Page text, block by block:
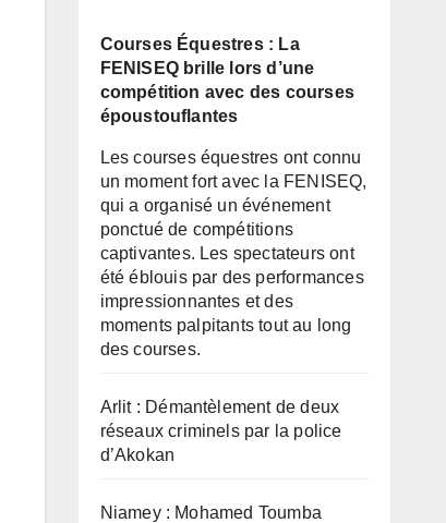
Courses Équestres : La
FENISEQ brille lors d’une
compétition avec des courses
époustouflantes
Les courses équestres ont connu
un moment fort avec la FENISEQ,
qui a organisé un événement
ponctué de compétitions
captivantes. Les spectateurs ont
été éblouis par des performances
impressionnantes et des
moments palpitants tout au long
des courses.
Arlit : Démantèlement de deux
réseaux criminels par la police
d’Akokan
Niamey : Mohamed Toumba